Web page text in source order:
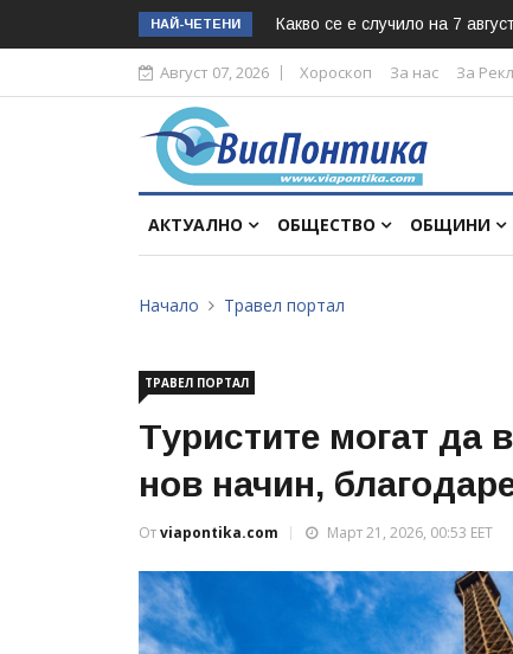
НАЙ-ЧЕТЕНИ Какво се е случило на 7
Август 07, 2026 Хороскоп За нас За
АКТУАЛНО ОБЩЕСТВО ОБЩИНИ
Начало Травел портал
ТРАВЕЛ ПОРТАЛ
Туристите могат да
нов начин,
Отviapontika.com Март 21, 2026, 00:53 EET